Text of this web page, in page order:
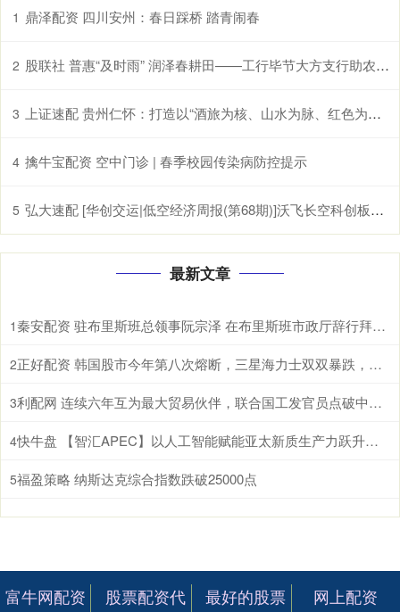
1 鼎泽配资 四川安州：春日踩桥 踏青闹春
2 股联社 普惠“及时雨” 润泽春耕田——工行毕节大方支行助农企解困获赠锦旗
3 上证速配 贵州仁怀：打造以“酒旅为核、山水为脉、红色为魂”的国际山地度假目的地
4 擒牛宝配资 空中门诊 | 春季校园传染病防控提示
5 弘大速配 [华创交运|低空经济周报(第68期)]沃飞长空科创板上市辅导已备案, 头部eVTOL企业正加速获市场认可
最新文章
1 秦安配资 驻布里斯班总领事阮宗泽 在布里斯班市政厅辞行拜会市长施林纳。施林纳市
2 正好配资 韩国股市今年第八次熔断，三星海力士双双暴跌，AI泡沫开始破了？ 根据
3 利配网 连续六年互为最大贸易伙伴，联合国工发官员点破中国东盟合作密码 据新华
4 快牛盘 【智汇APEC】以人工智能赋能亚太新质生产力跃升和包容性增长
5福盈策略 纳斯达克综合指数跌破25000点
富牛网配资
股票配资代
最好的股票
网上配资